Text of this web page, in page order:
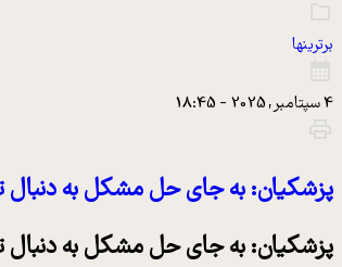
برترینها
4 سپتامبر, 2025 - 18:45
پزشکیان: به جای حل مشکل به دنبال
پزشکیان: به جای حل مشکل به دنبال